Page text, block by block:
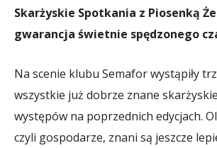
Skarżyskie Spotkania z Piosenką
gwarancja świetnie spędzonego
Na scenie klubu Semafor wystąpiły
wszystkie już dobrze znane
występów na poprzednich edycjach.
czyli gospodarze, znani są jeszcze